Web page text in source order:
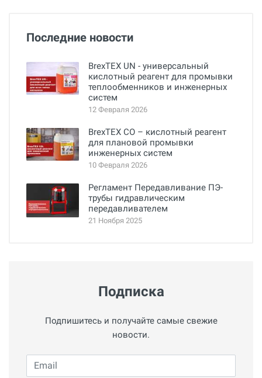
Последние новости
BrexTEX UN - универсальный
кислотный реагент для промывки
теплообменников и инженерных
систем
12 Февраля 2026
BrexTEX CO – кислотный реагент
для плановой промывки
инженерных систем
10 Февраля 2026
Регламент Передавливание ПЭ-
трубы гидравлическим
передавливателем
21 Ноября 2025
Подписка
Подпишитесь и получайте самые свежие
новости.
Email